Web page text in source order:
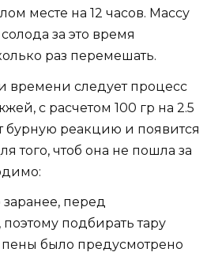
месте на 12 часов. Массу
за это время
раз перемешать.
времени следует процесс
с расчетом 100 гр на 2.5
бурную реакцию и появится
того, чтоб она не пошла за
заранее, перед
подбирать тару
было предусмотрено